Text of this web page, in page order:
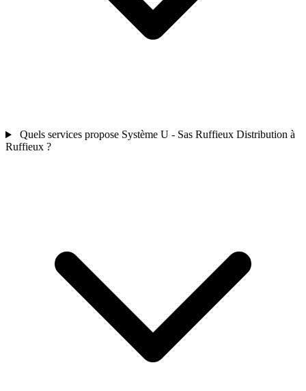
Quels services propose Système U - Sas Ruffieux Distribution à
Ruffieux ?